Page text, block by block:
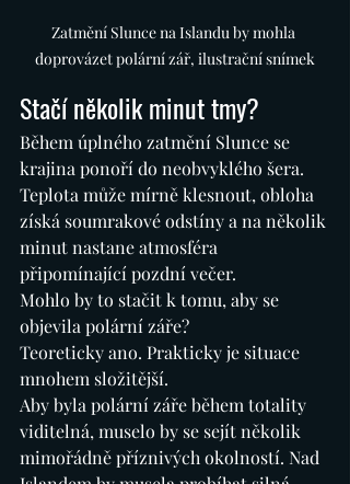
Zatmění Slunce na Islandu by mohla
doprovázet polární zář, ilustrační snímek
Stačí několik minut tmy?
Během úplného zatmění Slunce se
krajina ponoří do neobvyklého šera.
Teplota může mírně klesnout, obloha
získá soumrakové odstíny a na několik
minut nastane atmosféra
připomínající pozdní večer.
Mohlo by to stačit k tomu, aby se
objevila polární záře?
Teoreticky ano. Prakticky je situace
mnohem složitější.
Aby byla polární záře během totality
viditelná, muselo by se sejít několik
mimořádně příznivých okolností. Nad